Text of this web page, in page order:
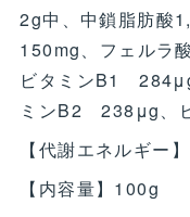
2g中、中鎖脂肪酸
150mg、フェルラ
ビタミンB1
ミンB2 238μg、
【代謝エネルギー
【内容量】100g